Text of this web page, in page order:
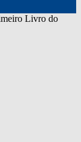
Livro do